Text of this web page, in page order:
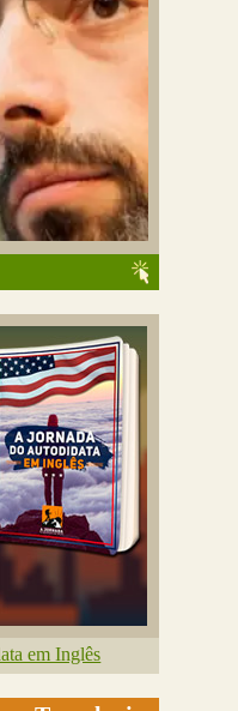
em Inglês